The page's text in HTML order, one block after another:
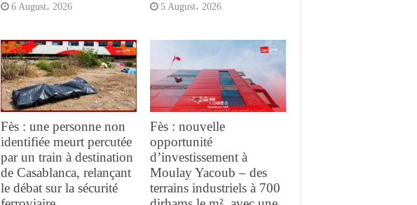
6 August، 2026 5 August، 2026
Fès : une personne non
identifiée meurt percutée
par un train à destination
de Casablanca, relançant
le débat sur la sécurité
Fès : nouvelle
opportunité
d’investissement à
Moulay Yacoub – des
terrains industriels à 700